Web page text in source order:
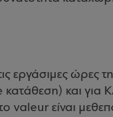
εργάσιμες ώρες
και για
valeur είναι